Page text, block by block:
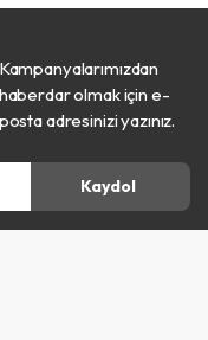
Kampanyalarımızdan
haberdar olmak için e-
posta adresinizi yazınız.
Kaydol